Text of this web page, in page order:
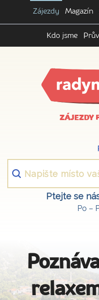
Zájezdy Magazín
Kdo jsme
ZÁJEZDY
Ptejte se
Po –